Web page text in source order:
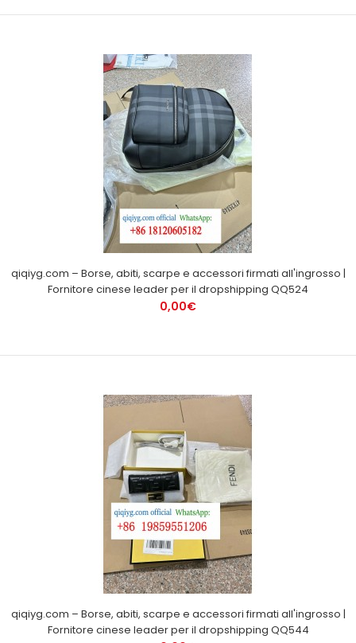
qiqiyg.com – Borse, abiti, scarpe e accessori firmati all'ingrosso |
Fornitore cinese leader per il dropshipping QQ524
0,00€
qiqiyg.com – Borse, abiti, scarpe e accessori firmati all'ingrosso |
Fornitore cinese leader per il dropshipping QQ544